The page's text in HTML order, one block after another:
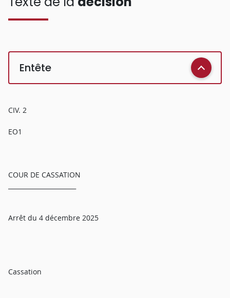
Entête
CIV. 2
EO1
COUR DE CASSATION
Arrêt du 4 décembre 2025
Cassation